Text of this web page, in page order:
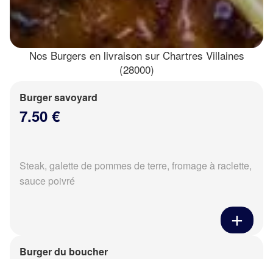
Nos Burgers en livraison sur Chartres Villaines
(28000)
Burger savoyard
7.50 €
Steak, galette de pommes de terre, fromage à raclette,
sauce poivré
Burger du boucher